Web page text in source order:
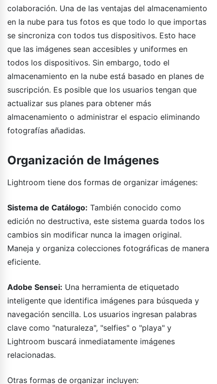
colaboración. Una de las ventajas del almacenamiento
en la nube para tus fotos es que todo lo que importas
se sincroniza con todos tus dispositivos. Esto hace
que las imágenes sean accesibles y uniformes en
todos los dispositivos. Sin embargo, todo el
almacenamiento en la nube está basado en planes de
suscripción. Es posible que los usuarios tengan que
actualizar sus planes para obtener más
almacenamiento o administrar el espacio eliminando
fotografías añadidas.
Organización de Imágenes
Lightroom tiene dos formas de organizar imágenes:
Sistema de Catálogo: También conocido como
edición no destructiva, este sistema guarda todos los
cambios sin modificar nunca la imagen original.
Maneja y organiza colecciones fotográficas de manera
eficiente.
Adobe Sensei: Una herramienta de etiquetado
inteligente que identifica imágenes para búsqueda y
navegación sencilla. Los usuarios ingresan palabras
clave como "naturaleza", "selfies" o "playa" y
Lightroom buscará inmediatamente imágenes
relacionadas.
Otras formas de organizar incluyen: